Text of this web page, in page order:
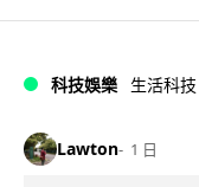
科技娛樂 生活科技
Lawton 1 日